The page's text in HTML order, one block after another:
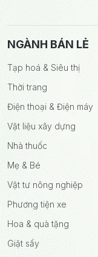
NGÀNH BÁN LẺ
Tạp hoá & Siêu thị
Thời trang
Điện thoại & Điện máy
Vật liệu xây dựng
Nhà thuốc
Mẹ & Bé
Vật tư nông nghiệp
Phương tiện xe
Hoa & quà tặng
Giặt sấy